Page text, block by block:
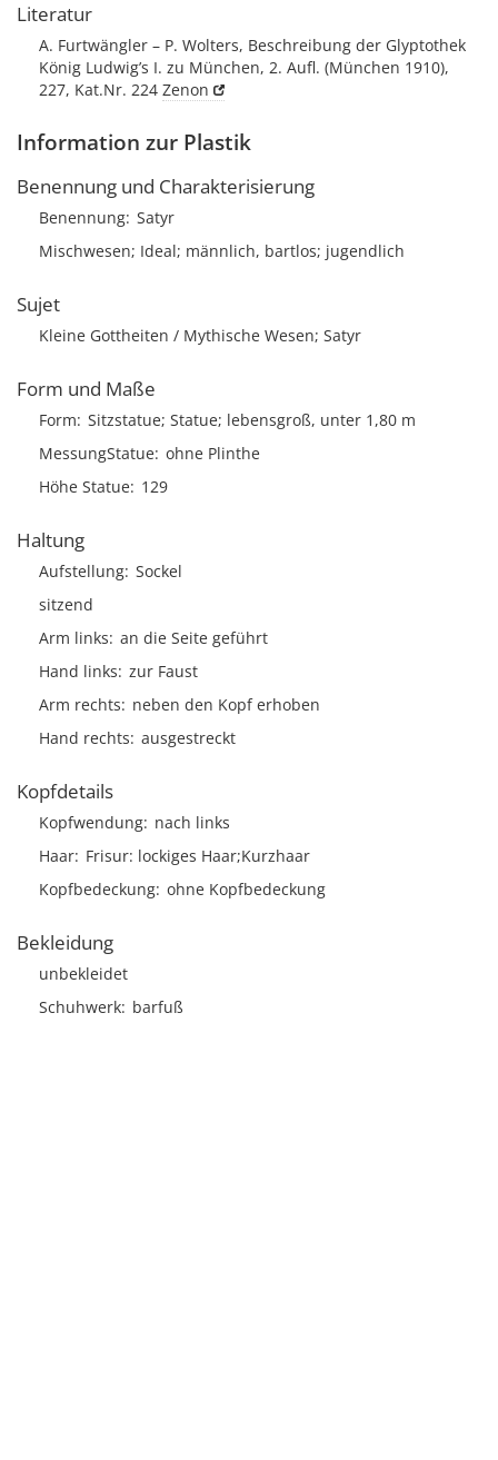
Literatur
A. Furtwängler – P. Wolters, Beschreibung der Glyptothek
König Ludwig’s I. zu München, 2. Aufl. (München 1910),
227, Kat.Nr. 224 Zenon
Information zur Plastik
Benennung und Charakterisierung
Benennung Satyr
Mischwesen; Ideal; männlich, bartlos; jugendlich
Sujet
Kleine Gottheiten / Mythische Wesen; Satyr
Form und Maße
Form Sitzstatue; Statue; lebensgroß, unter 1,80 m
MessungStatue ohne Plinthe
Höhe Statue 129
Haltung
Aufstellung Sockel
sitzend
Arm links an die Seite geführt
Hand links zur Faust
Arm rechts
neben den Kopf erhoben
Hand rechts ausgestreckt
Kopfdetails
Kopfwendung nach links
Haar Frisur lockiges Haar;Kurzhaar
Kopfbedeckung ohne Kopfbedeckung
Bekleidung
unbekleidet
Schuhwerk barfuß